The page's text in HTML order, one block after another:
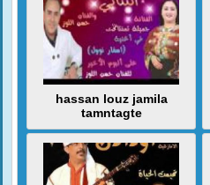
hassan louz jamila
tamntagte